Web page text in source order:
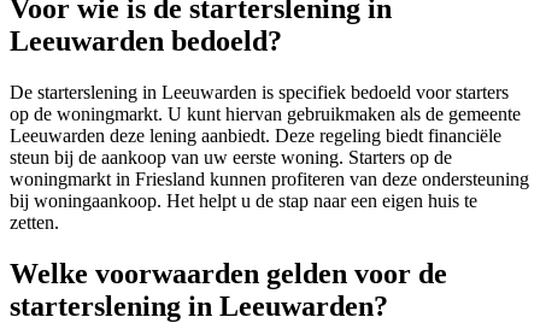
Voor wie is de starterslening in
Leeuwarden bedoeld?
De starterslening in Leeuwarden is specifiek bedoeld voor starters
op de woningmarkt. U kunt hiervan gebruikmaken als de gemeente
Leeuwarden deze lening aanbiedt. Deze regeling biedt financiële
steun bij de aankoop van uw eerste woning. Starters op de
woningmarkt in Friesland kunnen profiteren van deze ondersteuning
bij woningaankoop. Het helpt u de stap naar een eigen huis te
zetten.
Welke voorwaarden gelden voor de
starterslening in Leeuwarden?